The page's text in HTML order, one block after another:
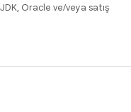
Oracle ve/veya satış